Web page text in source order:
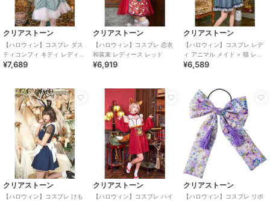
クリアストーン
【ハロウィン】コスプレ ダス
ティコンフィ キティ レディー
ス サックスブルー
¥7,689
クリアストーン
【ハロウィン】コスプレ 恋衣
和装束 レディース レッド
¥6,919
クリアストーン
【ハロウィン】コスプレ レデ
ィ アニマル メイド × 猫 レデ
ィース グレー
¥6,589
クリアストーン
【ハロウィン】コスプレ けも
クリアストーン
【ハロウィン】コスプレ ハイ
クリアストーン
【ハロウィン】コスプレ リボ